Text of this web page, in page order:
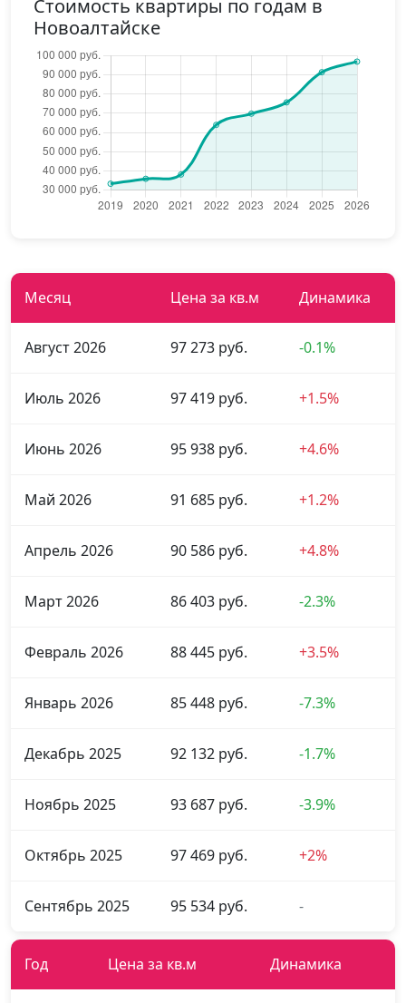
Стоимость квартиры по годам в
Новоалтайске
Месяц Цена за кв.м Динамика
Август 2026 97 273 руб. -0.1%
Июль 2026 97 419 руб. +1.5%
Июнь 2026 95 938 руб. +4.6%
Май 2026 91 685 руб. +1.2%
Апрель 2026 90 586 руб. +4.8%
Март 2026 86 403 руб. -2.3%
Февраль 2026 88 445 руб. +3.5%
Январь 2026 85 448 руб. -7.3%
Декабрь 2025 92 132 руб. -1.7%
Ноябрь 2025 93 687 руб. -3.9%
Октябрь 2025 97 469 руб. +2%
Сентябрь 2025 95 534 руб. -
Год Цена за кв.м Динамика